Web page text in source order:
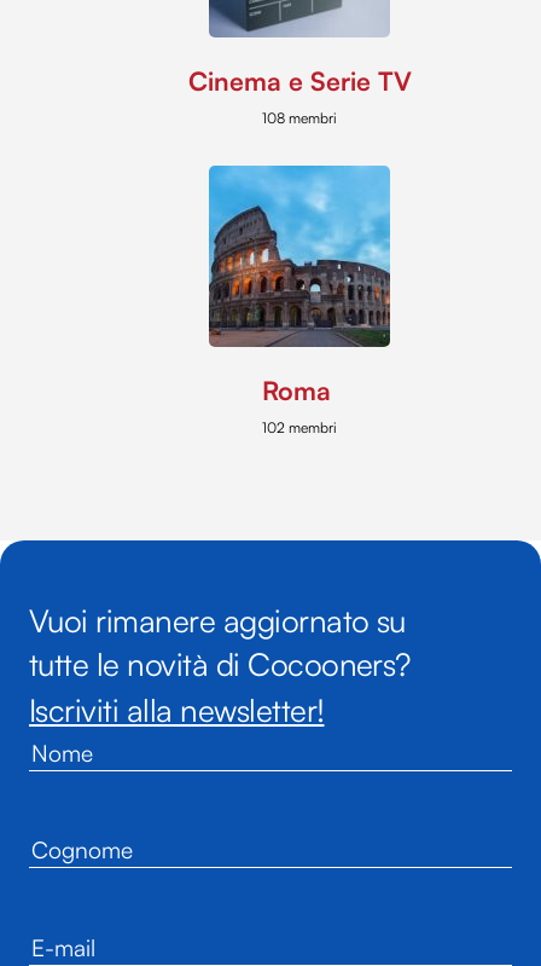
Cinema e Serie TV
108 membri
Roma
102 membri
Vuoi rimanere aggiornato su
tutte le novità di Cocooners?
Iscriviti alla newsletter!